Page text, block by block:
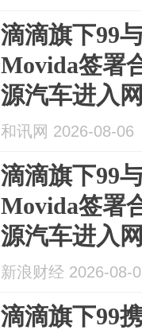
滴滴旗下99
Movida签署
源汽车进入
和讯网 2026-08-06
滴滴旗下99
Movida签署
源汽车进入
新浪财经 2026-08-
滴滴旗下99